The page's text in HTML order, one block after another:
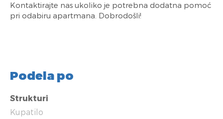
Kontaktirajte nas ukoliko je potrebna dodatna pomoć
pri odabiru apartmana. Dobrodošli!
Podela po
Strukturi
Kupatilo